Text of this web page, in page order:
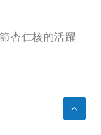
杏仁核的活躍